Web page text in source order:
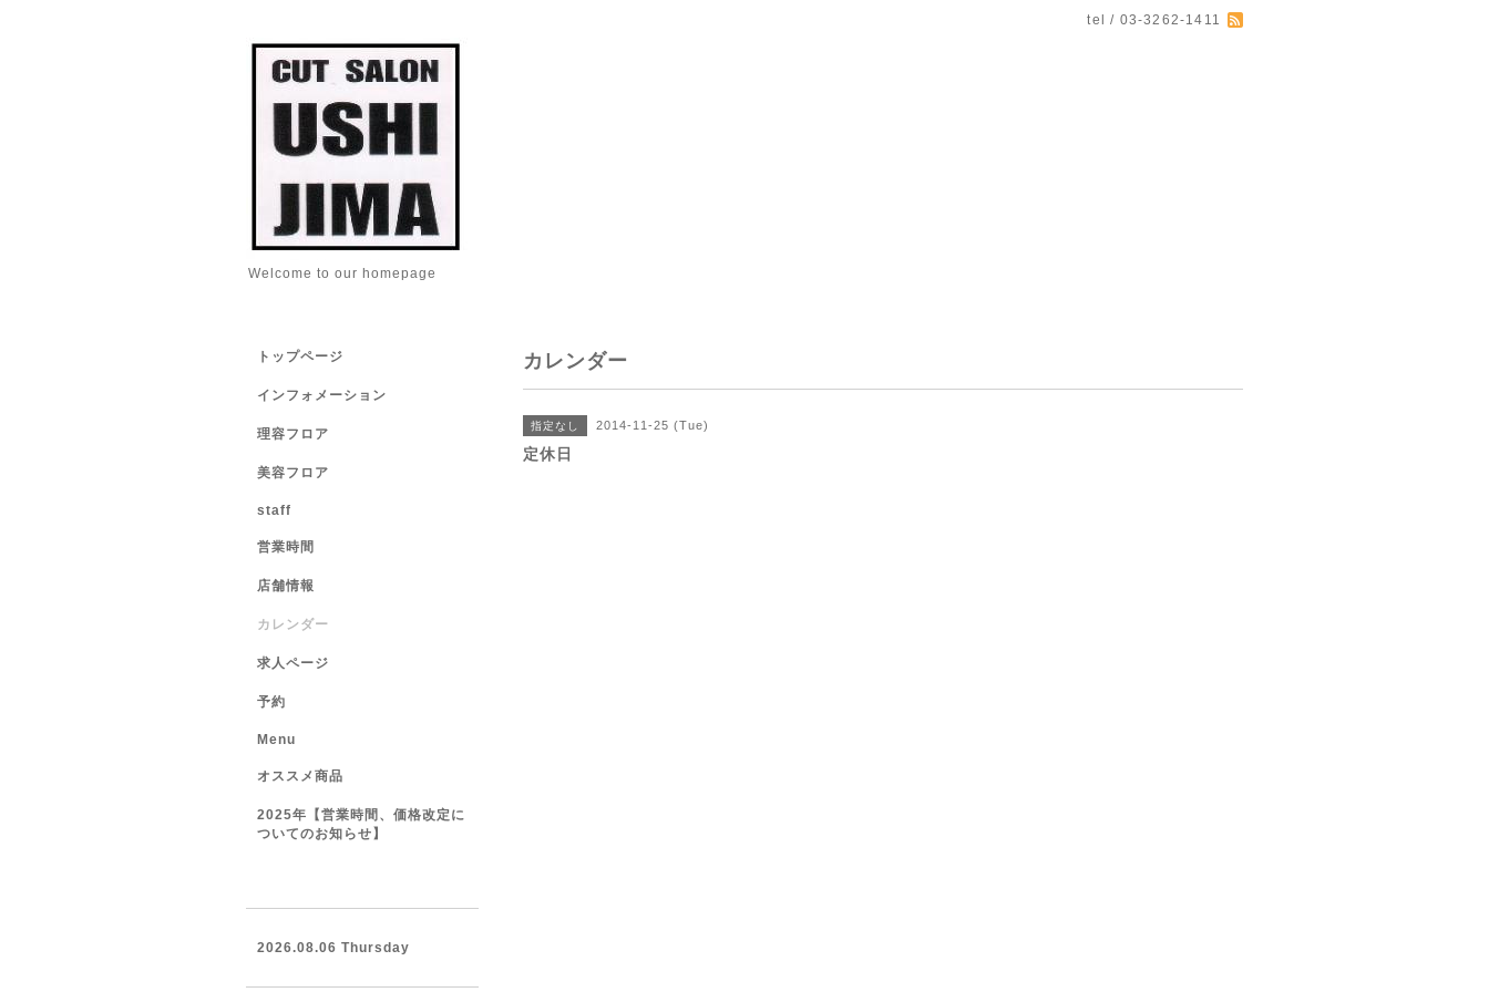
tel / 03-3262-1411
Welcome to our homepage
カレンダー
指定なし 2014-11-25 (Tue)
定休日
トップページ
インフォメーション
理容フロア
美容フロア
staff
営業時間
店舗情報
カレンダー
求人ページ
予約
Menu
オススメ商品
2025年【営業時間、価格改定に
ついてのお知らせ】
2026.08.06 Thursday